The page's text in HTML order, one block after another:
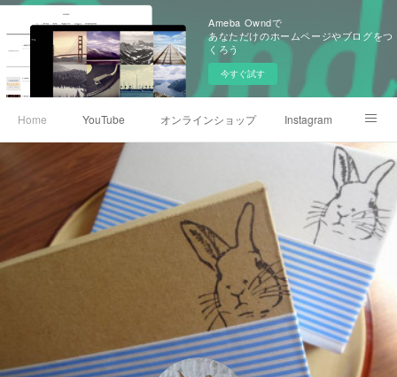
Ameba Owndで
あなただけのホームページやブログをつ
くろう
今すぐ試す
Home YouTube オンラインショップ Instagram
リンク集